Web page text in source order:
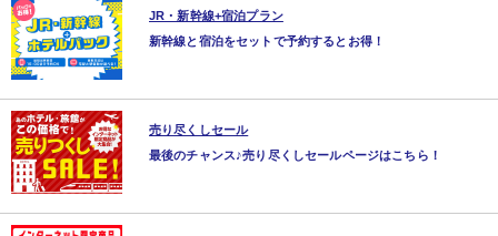
JR・新幹線+宿泊プラン
新幹線と宿泊をセットで予約するとお得！
売り尽くしセール
最後のチャンス♪売り尽くしセールページはこちら！